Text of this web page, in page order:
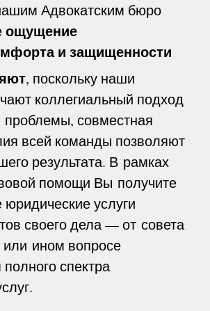
Адвокатским бюро
ощущение
и защищенности
, поскольку наши
коллегиальный подход
совместная
всей команды позволяют
результата. В рамках
помощи Вы получите
юридические услуги
своего дела — от совета
ином вопросе
спектра